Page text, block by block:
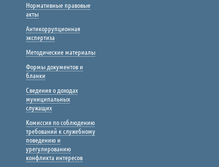
Нормативные правовые
акты
Антикоррупционная
экспертиза
Методические материалы
Формы документов и
бланки
Сведения о доходах
муниципальных
служащих
Комиссия по соблюдению
требований к служебному
поведению и
урегулированию
конфликта интересов